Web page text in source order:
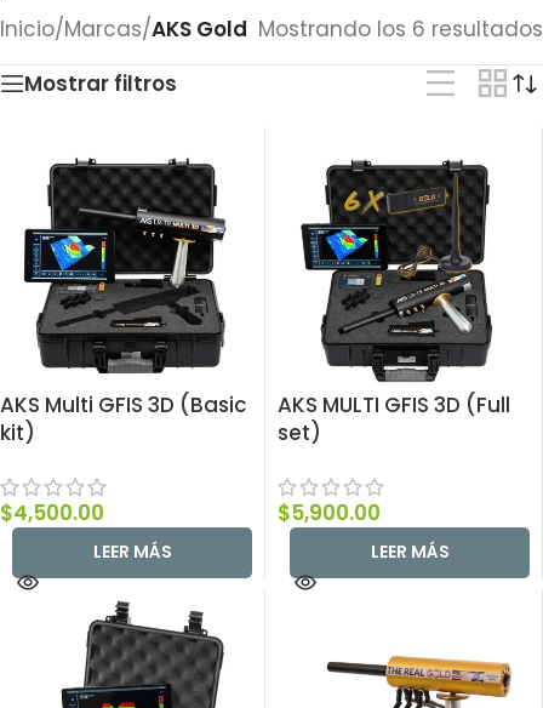
Inicio/Marcas/AKS Gold Mostrando los 6 resultados
Mostrar filtros
AKS Multi GFIS 3D (Basic
kit)
$4,500.00
LEER MÁS
AKS MULTI GFIS 3D (Full
set)
$5,900.00
LEER MÁS